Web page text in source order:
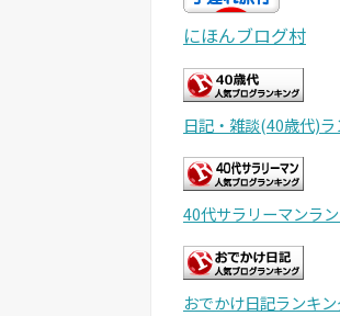
にほんブログ村
日記・雑談(40歳代)
40代サラリーマンラ
おでかけ日記ランキ